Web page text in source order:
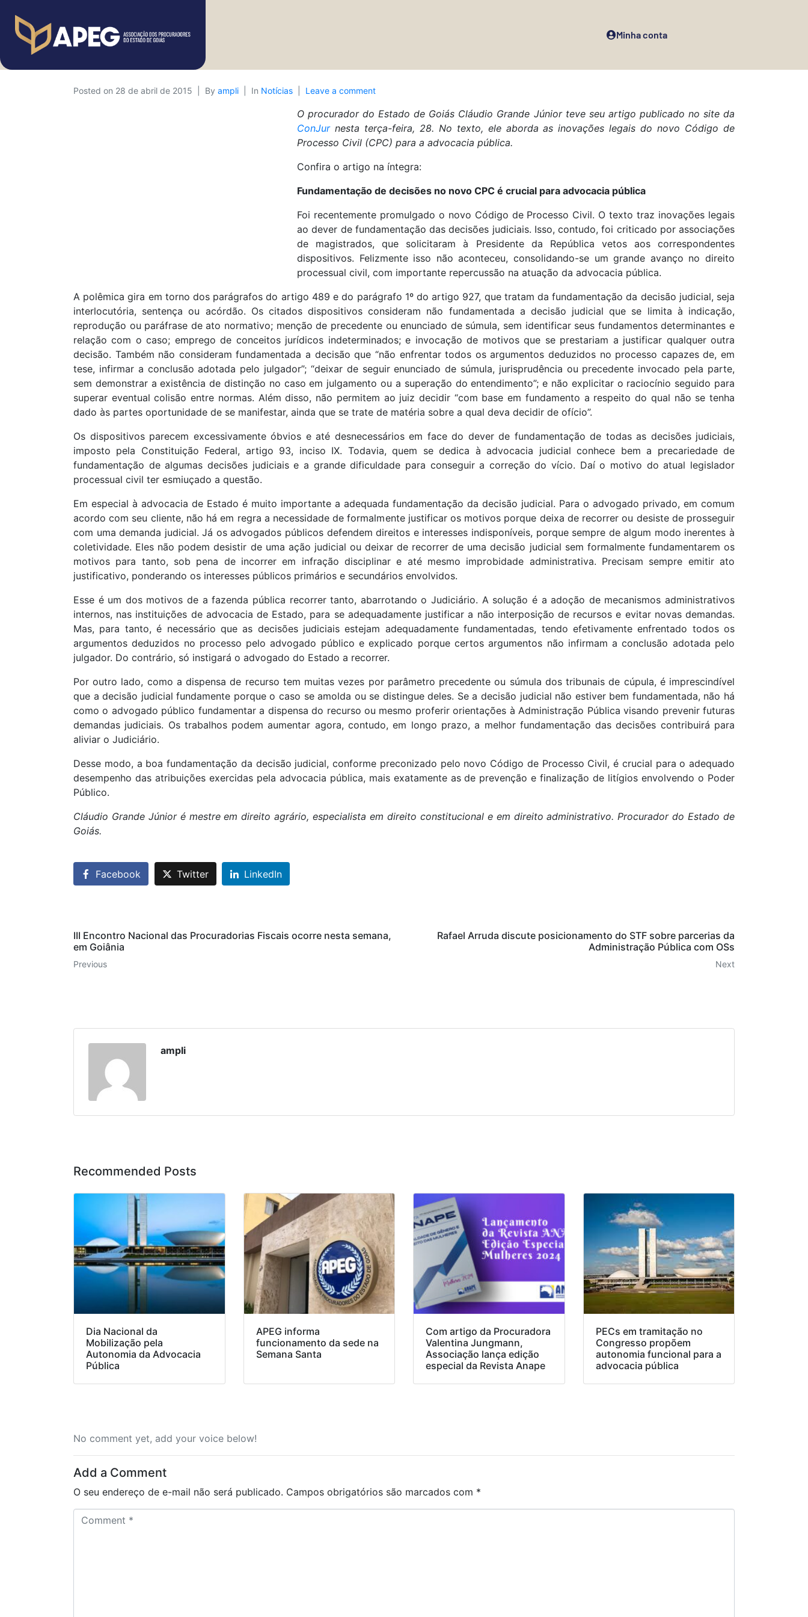
Minha conta
Posted on 28 de abril de 2015 By ampli In Notícias Leave a comment
O procurador do Estado de Goiás Cláudio Grande Júnior teve seu artigo publicado no site da
ConJur nesta terça-feira, 28. No texto, ele aborda as inovações legais do novo Código de
Processo Civil (CPC) para a advocacia pública.
Confira o artigo na íntegra:
Fundamentação de decisões no novo CPC é crucial para advocacia pública
Foi recentemente promulgado o novo Código de Processo Civil. O texto traz inovações legais
ao dever de fundamentação das decisões judiciais. Isso, contudo, foi criticado por associações
de magistrados, que solicitaram à Presidente da República vetos aos correspondentes
dispositivos. Felizmente isso não aconteceu, consolidando-se um grande avanço no direito
processual civil, com importante repercussão na atuação da advocacia pública.
A polêmica gira em torno dos parágrafos do artigo 489 e do parágrafo 1º do artigo 927, que tratam da fundamentação da decisão judicial, seja
interlocutória, sentença ou acórdão. Os citados dispositivos consideram não fundamentada a decisão judicial que se limita à indicação,
reprodução ou paráfrase de ato normativo; menção de precedente ou enunciado de súmula, sem identificar seus fundamentos determinantes e
relação com o caso; emprego de conceitos jurídicos indeterminados; e invocação de motivos que se prestariam a justificar qualquer outra
decisão. Também não consideram fundamentada a decisão que “não enfrentar todos os argumentos deduzidos no processo capazes de, em
tese, infirmar a conclusão adotada pelo julgador”; “deixar de seguir enunciado de súmula, jurisprudência ou precedente invocado pela parte,
sem demonstrar a existência de distinção no caso em julgamento ou a superação do entendimento”; e não explicitar o raciocínio seguido para
superar eventual colisão entre normas. Além disso, não permitem ao juiz decidir “com base em fundamento a respeito do qual não se tenha
dado às partes oportunidade de se manifestar, ainda que se trate de matéria sobre a qual deva decidir de ofício”.
Os dispositivos parecem excessivamente óbvios e até desnecessários em face do dever de fundamentação de todas as decisões judiciais,
imposto pela Constituição Federal, artigo 93, inciso IX. Todavia, quem se dedica à advocacia judicial conhece bem a precariedade de
fundamentação de algumas decisões judiciais e a grande dificuldade para conseguir a correção do vício. Daí o motivo do atual legislador
processual civil ter esmiuçado a questão.
Em especial à advocacia de Estado é muito importante a adequada fundamentação da decisão judicial. Para o advogado privado, em comum
acordo com seu cliente, não há em regra a necessidade de formalmente justificar os motivos porque deixa de recorrer ou desiste de prosseguir
com uma demanda judicial. Já os advogados públicos defendem direitos e interesses indisponíveis, porque sempre de algum modo inerentes à
coletividade. Eles não podem desistir de uma ação judicial ou deixar de recorrer de uma decisão judicial sem formalmente fundamentarem os
motivos para tanto, sob pena de incorrer em infração disciplinar e até mesmo improbidade administrativa. Precisam sempre emitir ato
justificativo, ponderando os interesses públicos primários e secundários envolvidos.
Esse é um dos motivos de a fazenda pública recorrer tanto, abarrotando o Judiciário. A solução é a adoção de mecanismos administrativos
internos, nas instituições de advocacia de Estado, para se adequadamente justificar a não interposição de recursos e evitar novas demandas.
Mas, para tanto, é necessário que as decisões judiciais estejam adequadamente fundamentadas, tendo efetivamente enfrentado todos os
argumentos deduzidos no processo pelo advogado público e explicado porque certos argumentos não infirmam a conclusão adotada pelo
julgador. Do contrário, só instigará o advogado do Estado a recorrer.
Por outro lado, como a dispensa de recurso tem muitas vezes por parâmetro precedente ou súmula dos tribunais de cúpula, é imprescindível
que a decisão judicial fundamente porque o caso se amolda ou se distingue deles. Se a decisão judicial não estiver bem fundamentada, não há
como o advogado público fundamentar a dispensa do recurso ou mesmo proferir orientações à Administração Pública visando prevenir futuras
demandas judiciais. Os trabalhos podem aumentar agora, contudo, em longo prazo, a melhor fundamentação das decisões contribuirá para
aliviar o Judiciário.
Desse modo, a boa fundamentação da decisão judicial, conforme preconizado pelo novo Código de Processo Civil, é crucial para o adequado
desempenho das atribuições exercidas pela advocacia pública, mais exatamente as de prevenção e finalização de litígios envolvendo o Poder
Público.
Cláudio Grande Júnior é mestre em direito agrário, especialista em direito constitucional e em direito administrativo. Procurador do Estado de
Goiás.
Facebook Twitter LinkedIn
III Encontro Nacional das Procuradorias Fiscais ocorre nesta semana,
em Goiânia
Previous
Rafael Arruda discute posicionamento do STF sobre parcerias da
Administração Pública com OSs
Next
ampli
Recommended Posts
Dia Nacional da
Mobilização pela
Autonomia da Advocacia
Pública
APEG informa
funcionamento da sede na
Semana Santa
Com artigo da Procuradora
Valentina Jungmann,
Associação lança edição
especial da Revista Anape
PECs em tramitação no
Congresso propõem
autonomia funcional para a
advocacia pública
No comment yet, add your voice below!
Add a Comment
O seu endereço de e-mail não será publicado. Campos obrigatórios são marcados com *